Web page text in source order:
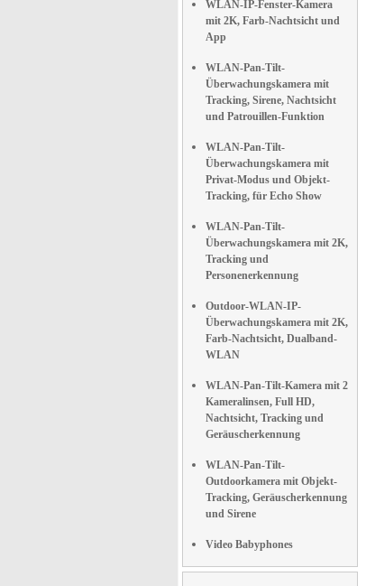
WLAN-IP-Fenster-Kamera
mit 2K, Farb-Nachtsicht und
App
WLAN-Pan-Tilt-
Überwachungskamera mit
Tracking, Sirene, Nachtsicht
und Patrouillen-Funktion
WLAN-Pan-Tilt-
Überwachungskamera mit
Privat-Modus und Objekt-
Tracking, für Echo Show
WLAN-Pan-Tilt-
Überwachungskamera mit 2K,
Tracking und
Personenerkennung
Outdoor-WLAN-IP-
Überwachungskamera mit 2K,
Farb-Nachtsicht, Dualband-
WLAN
WLAN-Pan-Tilt-Kamera mit 2
Kameralinsen, Full HD,
Nachtsicht, Tracking und
Geräuscherkennung
WLAN-Pan-Tilt-
Outdoorkamera mit Objekt-
Tracking, Geräuscherkennung
und Sirene
Video Babyphones